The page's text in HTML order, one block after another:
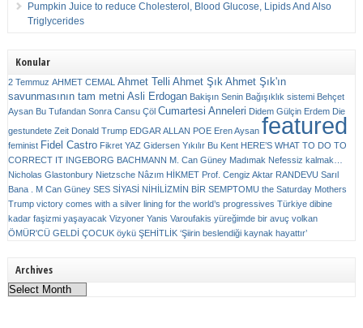
Pumpkin Juice to reduce Cholesterol, Blood Glucose, Lipids And Also
Triglycerides
Konular
2 Temmuz AHMET CEMAL Ahmet Telli Ahmet Şık Ahmet Şık'ın
savunmasının tam metni Asli Erdogan Bakişın Senin Bağışıklık sistemi Behçet
Aysan Bu Tufandan Sonra Cansu Çöl Cumartesi Anneleri Didem Gülçin Erdem Die
gestundete Zeit Donald Trump EDGAR ALLAN POE Eren Aysan featured
feminist Fidel Castro Fikret YAZ Gidersen Yıkılır Bu Kent HERE’S WHAT TO DO TO
CORRECT IT INGEBORG BACHMANN M. Can Güney Madımak Nefessiz kalmak…
Nicholas Glastonbury Nietzsche Nâzım HİKMET Prof. Cengiz Aktar RANDEVU Sarıl
Bana . M Can Güney SES SİYASİ NİHİLİZMİN BİR SEMPTOMU the Saturday Mothers
Trump victory comes with a silver lining for the world’s progressives Türkiye dibine
kadar faşizmi yaşayacak Vizyoner Yanis Varoufakis yüreğimde bir avuç volkan
ÖMÜR'CÜ GELDİ ÇOCUK öykü ŞEHİTLİK ‘Şiirin beslendiği kaynak hayattır’
Archives
Archives